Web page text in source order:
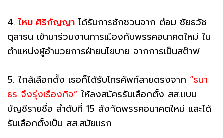
4. ไหม ศิริกัญญา ได้รับการชักชวนจาก ต๋อม ชัยธวัช
ตุลาธน เข้ามาร่วมงานการเมืองกับพรรคอนาคตใหม่ ใน
ตำแหน่งผู้อำนวยการฝ่ายนโยบาย จากการเป็นสต๊าฟ
5. ใกล้เลือกตั้ง เธอก็ได้รับโทรศัพท์สายตรงจาก “ธนา
ธร จึงรุ่งเรืองกิจ” ให้ลงสมัครรับเลือกตั้ง สส.แบบ
บัญชีรายชื่อ ลำดับที่ 15 สังกัดพรรคอนาคตใหม่ และได้
รับเลือกตั้งเป็น สส.สมัยแรก